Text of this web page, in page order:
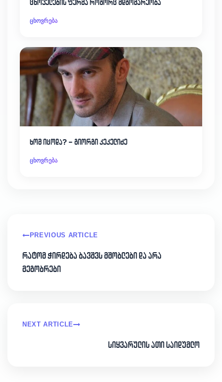
ცხოველების ფერმა როგორც მდგომარეობა
ცხოვრება
ხომ იცოდა? – გიორგი კეკელიძე
ცხოვრება
PREVIOUS ARTICLE
რატომ ჭირდება ბავშვს მშობლები და არა
მეგობრები
NEXT ARTICLE
სიყვარულის ათი საიდუმლო